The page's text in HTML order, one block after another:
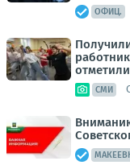
ОФИЦ.
СМИ